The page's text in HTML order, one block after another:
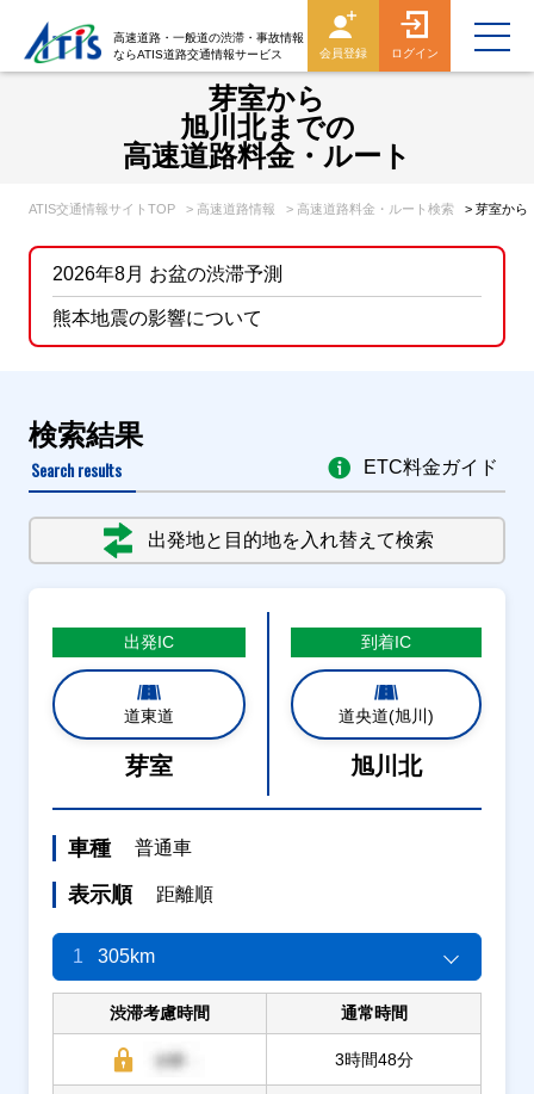
高速道路・一般道の渋滞・事故情報
ならATIS道路交通情報サービス
会員登録 ログイン
芽室から
旭川北までの
高速道路料金・ルート
ATIS交通情報サイトTOP > 高速道路情報 > 高速道路料金・ルート検索 > 芽室から
2026年8月 お盆の渋滞予測
熊本地震の影響について
検索結果
Search results
出発地と目的地を入れ替えて検索
ETC料金ガイド
出発IC
道東道
芽室
到着IC
道央道(旭川)
旭川北
車種 普通車
表示順 距離順
1 305km
渋滞考慮時間 通常時間
3時間48分